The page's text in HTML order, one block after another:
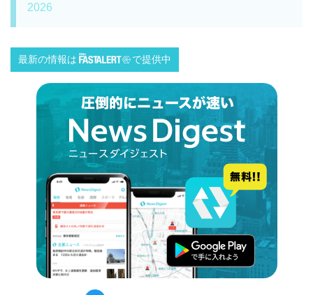
2026
最新の情報は で提供中